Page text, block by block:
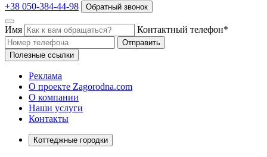
+38 050-384-44-98 Обратный звонок
Имя Контактный телефон*
Отправить
Полезные ссылки
Реклама
О проекте Zagorodna.com
О компании
Наши услуги
Контакты
Коттеджные городки